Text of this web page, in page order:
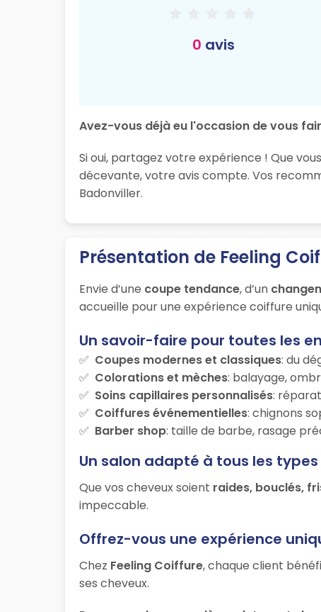
0 avis
Avez-vous déjà eu l'occasion de vous
Si oui, partagez votre expérience ! Que
décevante, votre avis compte. Vos
Badonviller.
Présentation de Feeling
Envie d’une coupe tendance, d’un
accueille pour une expérience coiffure
Un savoir-faire pour toutes les
Coupes modernes et classiques: du
Colorations et mèches: balayage,
Soins capillaires personnalisés:
Coiffures événementielles: chignons
Barber shop: taille de barbe, rasage
Un salon adapté à tous les
Que vos cheveux soient raides, bouclés,
impeccable.
Offrez-vous une expérience
Chez Feeling Coiffure, chaque client
ses cheveux.